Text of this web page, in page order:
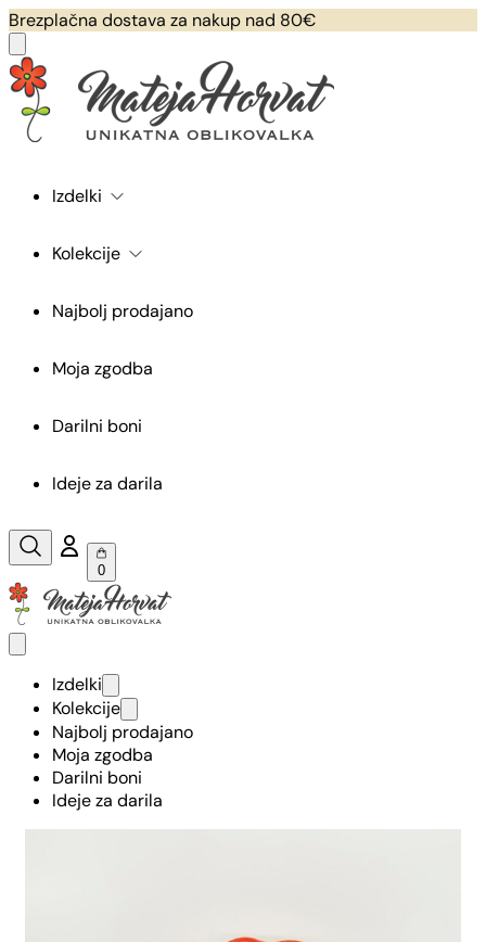
Brezplačna dostava za nakup nad 80€
Izdelki
Kolekcije
Najbolj prodajano
Moja zgodba
Darilni boni
Ideje za darila
0
Izdelki
Kolekcije
Najbolj prodajano
Moja zgodba
Darilni boni
Ideje za darila